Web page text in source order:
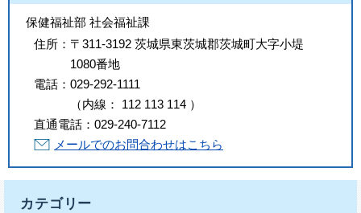
保健福祉部 社会福祉課
住所： 〒311-3192 茨城県東茨城郡茨城町大字小堤
1080番地
電話： 029-292-1111
（内線 ： 112 113 114 ）
直通電話： 029-240-7112
メールでのお問合わせはこちら
カテゴリー